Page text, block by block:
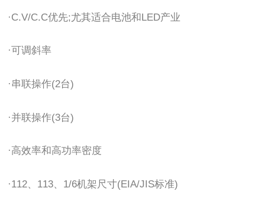
·C.V/C.C优先;尤其适合电池和LED产业
·可调斜率
·串联操作(2台)
·并联操作(3台)
·高效率和高功率密度
·112、113、1/6机架尺寸(EIA/JIS标准)